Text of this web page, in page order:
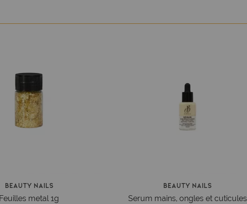
Beauty Nails
metal 1g
Beauty Nails
Serum mains, ongles et cuticules